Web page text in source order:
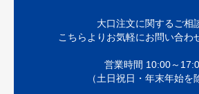
大口注文に関するご相
こちらよりお気軽にお問い合わ
営業時間 10:00～
（土日祝日・年末年始を